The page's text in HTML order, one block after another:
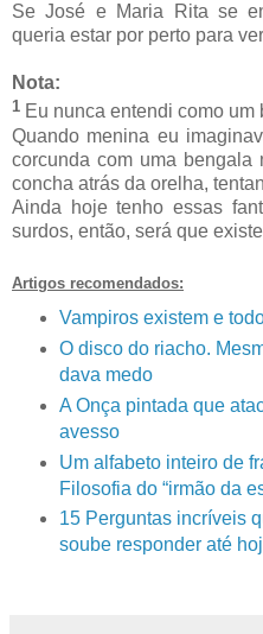
Se José e Maria Rita se
queria estar por perto para
Nota:
1 Eu nunca entendi como um
Quando menina eu
corcunda com uma
concha atrás da orelha,
Ainda hoje tenho essas
surdos, então, será que
Artigos recomendados:
Vampiros existem e
O disco do riacho.
dava medo
A Onça pintada que
avesso
Um alfabeto inteiro de
Filosofia do “irmão da
15 Perguntas incríveis
soube responder até